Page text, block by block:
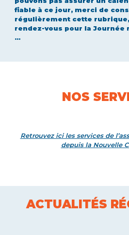
fiable à ce jour, merci de
régulièrement cette
rendez-vous pour la Journée
…
NOS
Retrouvez ici les services de
depuis la Nouvelle
ACTUALITÉS